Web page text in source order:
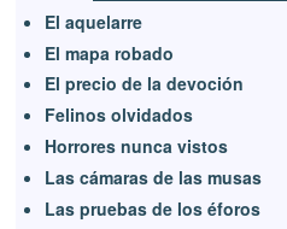
El aquelarre
El mapa robado
El precio de la devoción
Felinos olvidados
Horrores nunca vistos
Las cámaras de las musas
Las pruebas de los éforos